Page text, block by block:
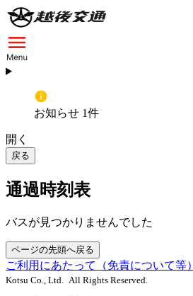
お知らせ 1件
開く
戻る
通過時刻表
バスが見つかりませんでした
ページの先頭へ戻る
ご利用にあたって（免責について等）
Kotsu Co., Ltd. All Rights Reserved.